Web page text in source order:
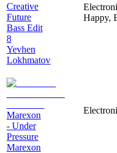
Creative
Future
Bass Edit
8
Yevhen
Lokhmatov
Happy,
Marexon
- Under
Pressure
Marexon